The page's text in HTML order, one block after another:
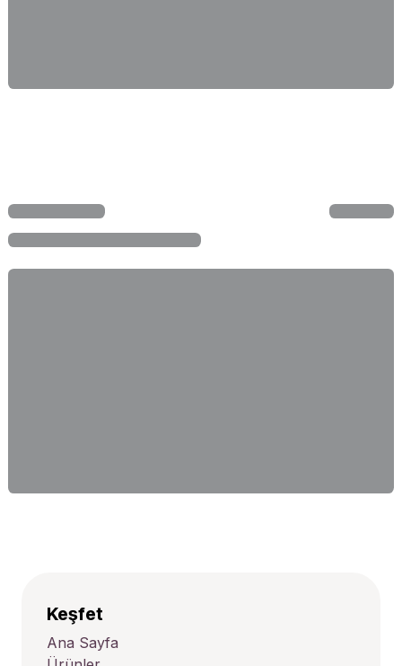
Keşfet
Ana Sayfa